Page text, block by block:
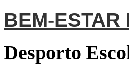
BEM-ESTAR
Desporto